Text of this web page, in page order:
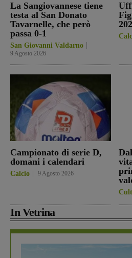
La Sangiovannese tiene
testa al San Donato
Tavarnelle, che però
passa 0-1
San Giovanni Valdarno
9 Agosto 2026
Campionato di serie D,
domani i calendari
Calcio 9 Agosto 2026
In Vetrina